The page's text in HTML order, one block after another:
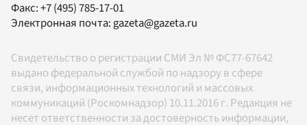
Факс:+7 (495) 785-17-01
Электронная почта:gazeta@gazeta.ru
Свидетельство о регистрации СМИ Эл № ФС77-67642
выдано федеральной службой по надзору в сфере
связи, информационных технологий и массовых
коммуникаций (Роскомнадзор) 10.11.2016 г. Редакция не
несет ответственности за достоверность информации,